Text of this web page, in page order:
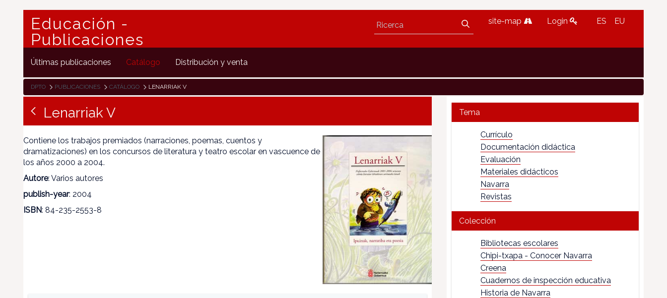
Educación -
Publicaciones
site-map Login ES EU
Últimas publicaciones Catálogo Distribución y venta
DPTO PUBLICACIONES CATÁLOGO LENARRIAK V
Lenarriak V
Contiene los trabajos premiados (narraciones, poemas, cuentos y
dramatizaciones) en los concursos de literatura y teatro escolar en vascuence de
los años 2000 a 2004.
Autore: Varios autores
publish-year: 2004
ISBN: 84-235-2553-8
Tema
Currículo
Documentación didáctica
Evaluación
Materiales didácticos
Navarra
Revistas
Colección
Bibliotecas escolares
Chipi-txapa - Conocer Navarra
Creena
Cuadernos de inspección educativa
Historia de Navarra